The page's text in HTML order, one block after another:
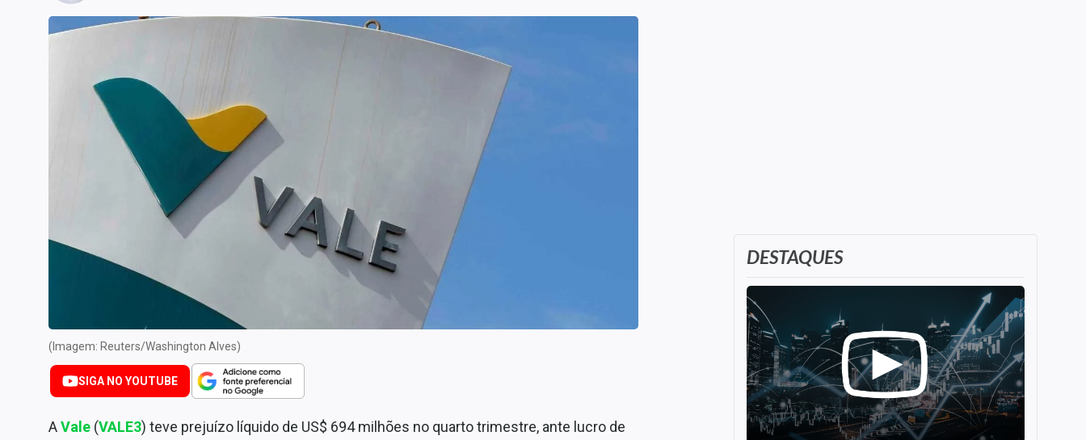
Mercados
Economia
Marketing
Sobre
Expediente
(Imagem: Reuters/Washington Alves)
SIGA NO YOUTUBE
AVale (VALE3) teve prejuízo líquido de US$ 694 milhões no quarto trimestre, ante lucro de
DESTAQUES